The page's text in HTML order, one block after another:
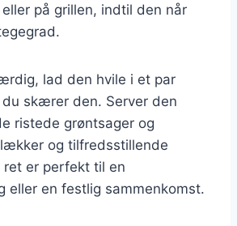
på grillen, indtil den når
lad den hvile i et par
skærer den. Server den
ristede grøntsager og
og tilfredsstillende
ret er perfekt til en
eller en festlig sammenkomst.